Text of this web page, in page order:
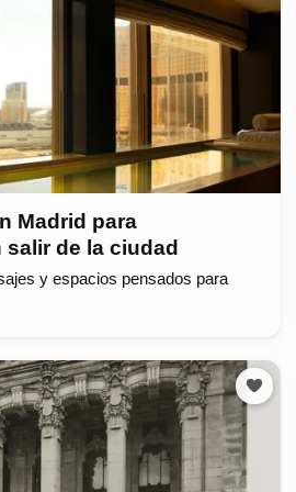
Madrid para
de la ciudad
y espacios pensados para